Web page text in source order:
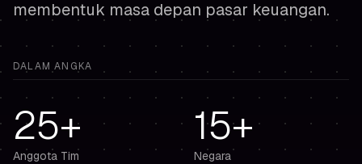
membentuk masa depan pasar keuangan.
DALAM ANGKA
25+
Anggota Tim
15+
Negara